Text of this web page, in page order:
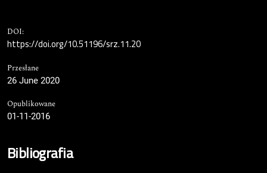
DOI:
https://doi.org/10.51196/srz.11.20
Przesłane
26 June 2020
Opublikowane
01-11-2016
Bibliografia